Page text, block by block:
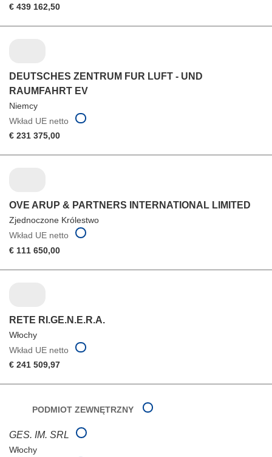
€ 439 162,50
DEUTSCHES ZENTRUM FUR LUFT - UND
RAUMFAHRT EV
Niemcy
Wkład UE netto
€ 231 375,00
OVE ARUP & PARTNERS INTERNATIONAL LIMITED
Zjednoczone Królestwo
Wkład UE netto
€ 111 650,00
RETE RI.GE.N.E.R.A.
Włochy
Wkład UE netto
€ 241 509,97
PODMIOT ZEWNĘTRZNY
GES. IM. SRL
Włochy